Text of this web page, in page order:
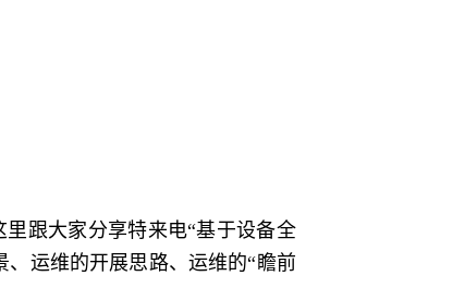
跟大家分享特来电“基于设备全
运维的开展思路、运维的“瞻前